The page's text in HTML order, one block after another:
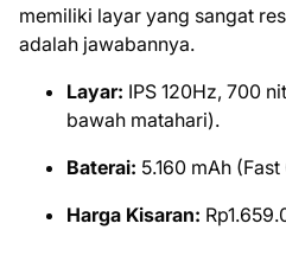
memiliki layar yang sangat
adalah jawabannya.
Layar: IPS 120Hz, 700
bawah matahari).
Baterai: 5.160 mAh
Harga Kisaran: